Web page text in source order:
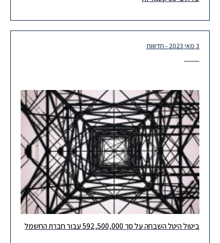
3 מאי 2023 - חדשות
הוועדה המקומית לתכנון ובנייה חדרה דרשה מחברת החשמל היטל
ביטול היטל השבחה על סך 592,500,000 עבור חברת החשמל